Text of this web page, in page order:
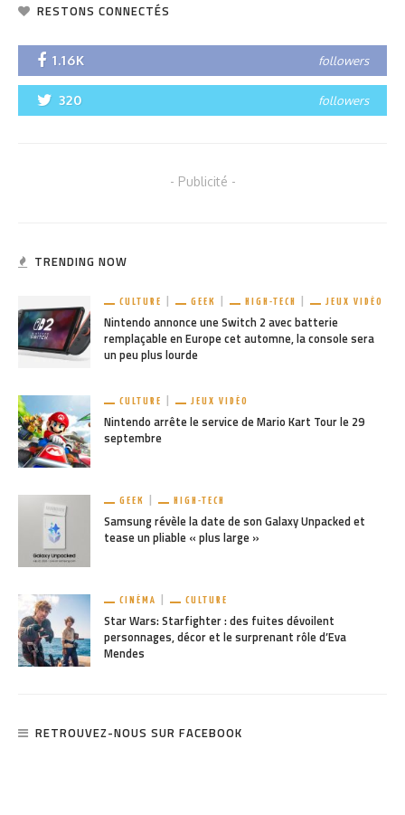
RESTONS CONNECTÉS
1.16K followers
320 followers
- Publicité -
TRENDING NOW
CULTURE GEEK HIGH-TECH JEUX VIDÉO
Nintendo annonce une Switch 2 avec batterie
remplaçable en Europe cet automne, la console sera
un peu plus lourde
CULTURE JEUX VIDÉO
Nintendo arrête le service de Mario Kart Tour le 29
septembre
GEEK HIGH-TECH
Samsung révèle la date de son Galaxy Unpacked et
tease un pliable « plus large »
CINÉMA CULTURE
Star Wars: Starfighter : des fuites dévoilent
personnages, décor et le surprenant rôle d’Eva
Mendes
RETROUVEZ-NOUS SUR FACEBOOK